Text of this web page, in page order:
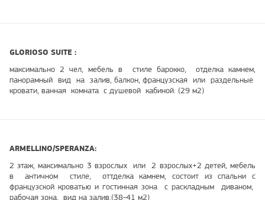
GLORIOSO SUITE :
максимально 2 чел, мебель в стиле барокко, отделка камнем,
панорамный вид на залив, балкон, французская или раздельные
кровати, ванная комната с душевой кабиной. (29 м2)
ARMELLINO/SPERANZA:
2 этаж, максимально 3 взрослых или 2 взрослых+2 детей, мебель
в античном стиле, оттделка камнем, состоит из спальни с
французской кроватью и гостинная зона с раскладным диваном,
рабочая зона, вид на залив.(38-41 м2)